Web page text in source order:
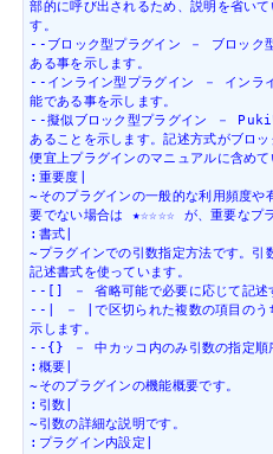
部的に呼び出されるため、説明を省い
す。
--ブロック型プラグイン － ブロック
ある事を示します。
--インライン型プラグイン － インラ
能である事を示します。
--擬似ブロック型プラグイン －
あることを示します。記述方式がブロ
便宜上プラグインのマニュアルに含めて
:重要度|
~そのプラグインの一般的な利用頻度や
要でない場合は ★☆☆☆☆ が、重要なプ
:書式|
~プラグインでの引数指定方法です。引
記述書式を使っています。
--[] － 省略可能で必要に応じて記述
--| － |で区切られた複数の項目のう
示します。
--{} － 中カッコ内のみ引数の指定順序
:概要|
~そのプラグインの機能概要です。
:引数|
~引数の詳細な説明です。
:プラグイン内設定|